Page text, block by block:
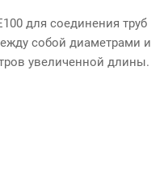
для соединения труб
собой диаметрами и
увеличенной длины.